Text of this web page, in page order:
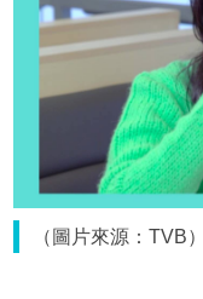
（圖片來源：TVB）